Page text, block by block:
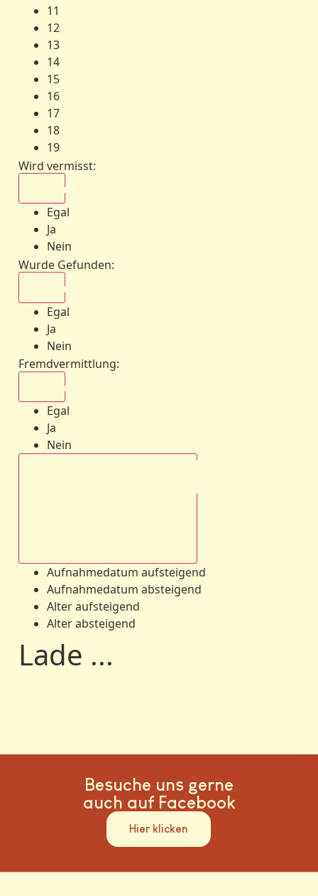
11
12
13
14
15
16
17
18
19
Wird vermisst:
Egal
Ja
Nein
Wurde Gefunden:
Egal
Ja
Nein
Fremdvermittlung:
Egal
Ja
Nein
Aufnahmedatum aufsteigend
Aufnahmedatum absteigend
Alter aufsteigend
Alter absteigend
Lade ...
Besuche uns gerne
auch auf Facebook
Hier klicken